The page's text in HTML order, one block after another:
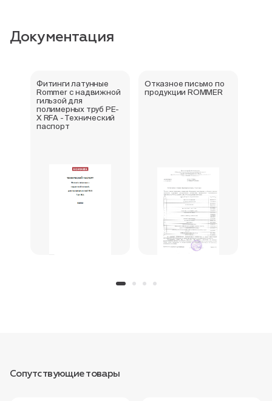
Документация
Фитинги латунные
Rommer с надвижной
гильзой для
полимерных труб PE-
X RFA - Технический
паспорт
Отказное письмо по
продукции ROMMER
Сопутствующие товары